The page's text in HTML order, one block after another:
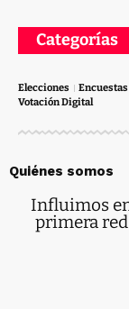
Categorías
Elecciones Encuestas
Votación Digital
Quiénes somos
Influimos
primera